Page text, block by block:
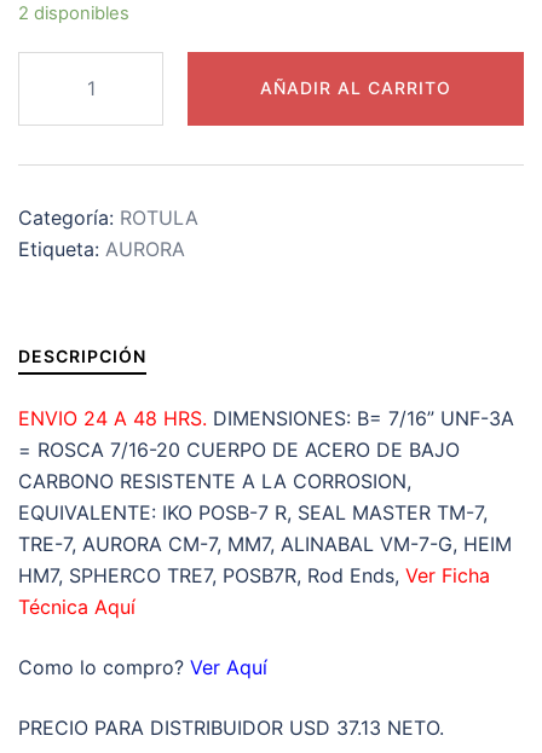
2 disponibles
ROTULA
AURORA
B=7/16″
UNF-
20
DERECHA
cantidad
AÑADIR AL CARRITO
Categoría: ROTULA
Etiqueta: AURORA
DESCRIPCIÓN
ENVIO 24 A 48 HRS. DIMENSIONES: B= 7/16” UNF-3A
= ROSCA 7/16-20 CUERPO DE ACERO DE BAJO
CARBONO RESISTENTE A LA CORROSION,
EQUIVALENTE: IKO POSB-7 R, SEAL MASTER TM-7,
TRE-7, AURORA CM-7, MM7, ALINABAL VM-7-G, HEIM
HM7, SPHERCO TRE7, POSB7R, Rod Ends, Ver Ficha
Técnica Aquí
Como lo compro? Ver Aquí
PRECIO PARA DISTRIBUIDOR USD 37.13 NETO.